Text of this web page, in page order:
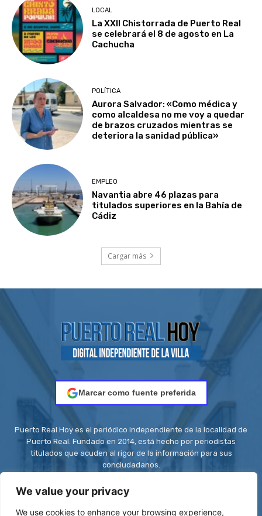
We value your privacy
We use cookies to enhance your browsing experience,
LOCAL
La XXII Chistorrada de Puerto Real
se celebrará el 8 de agosto en La
Cachucha
POLÍTICA
Aurora Salvador: «Como médica y
como alcaldesa no me voy a quedar
de brazos cruzados mientras se
deteriora la sanidad pública»
EMPLEO
Navantia abre 46 plazas para
titulados superiores en la Bahía de
Cádiz
Cargar más
Marcar como fuente preferida
Puerto Real Hoy es el periódico independiente de la localidad de
Puerto Real. Fundado en 2014, está hecho por periodistas
titulados que acuden al rigor de la información para sus
conciudadanos.
Contacto: redaccion@puertorealhoy.es